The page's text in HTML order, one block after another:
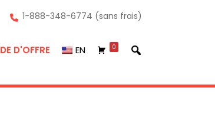
1-888-348-6774 (sans frais)
D'OFFRE EN 0